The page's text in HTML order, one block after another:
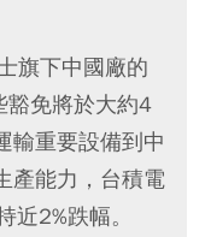
旗下中國廠的
豁免將於大約4
輸重要設備到中
產能力，台積電
近2%跌幅。